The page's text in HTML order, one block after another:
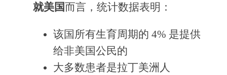
就美国而言，统计数据表明：
该国所有生育周期的 4% 是提供
给非美国公民的
大多数患者是拉丁美洲人